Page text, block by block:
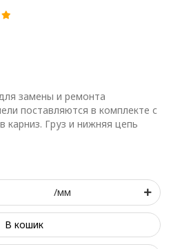
замены и ремонта
поставляются в комплекте с
карниз. Груз и нижняя цепь
/мм
В кошик